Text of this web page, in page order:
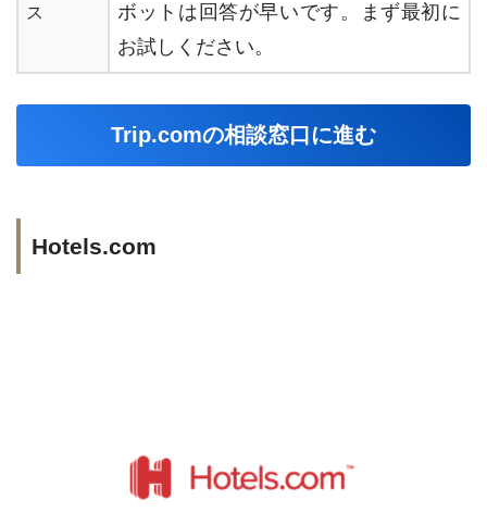
ス
ボットは回答が早いです。まず最初に
お試しください。
Trip.comの相談窓口に進む
Hotels.com